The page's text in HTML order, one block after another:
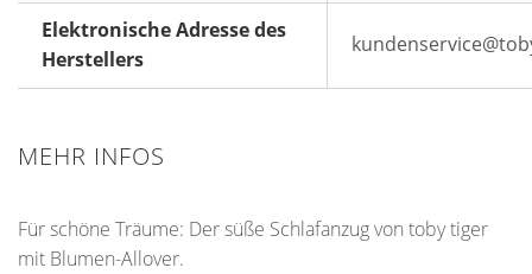
Elektronische Adresse des
Herstellers
MEHR INFOS
Für schöne Träume: Der süße Schlafanzug von toby tiger
mit Blumen-Allover.